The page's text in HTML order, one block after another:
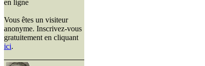
en ligne
Vous êtes un visiteur
anonyme. Inscrivez-vous
gratuitement en cliquant
ici.